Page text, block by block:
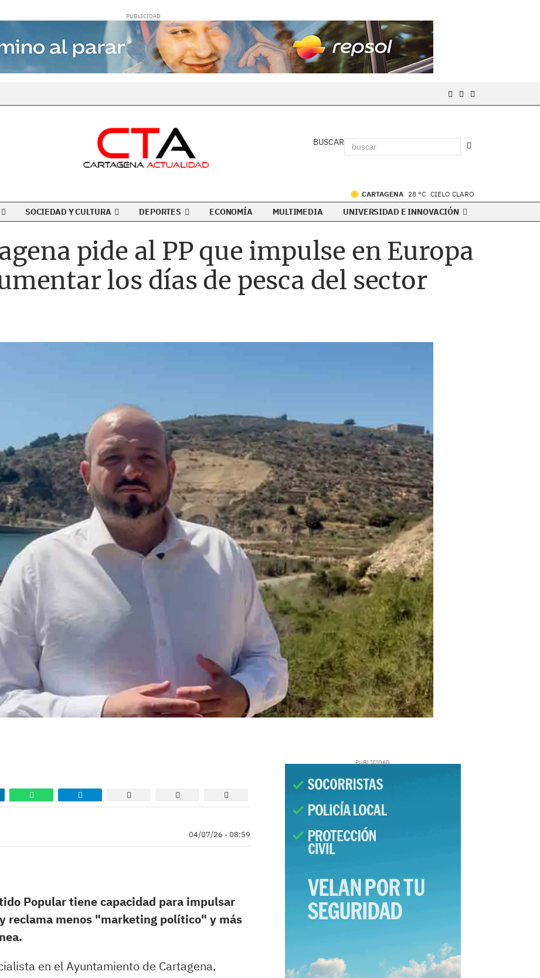
BUSCAR
CARTAGENA 28 °C CIELO CLARO
SOCIEDAD Y CULTURA DEPORTES ECONOMÍA MULTIMEDIA UNIVERSIDAD E INNOVACIÓN
pide al PP que impulse en Europa
los días de pesca del sector
04/07/26 - 08:59
Popular tiene capacidad para impulsar
reclama menos "marketing político" y más
en el Ayuntamiento de Cartagena,